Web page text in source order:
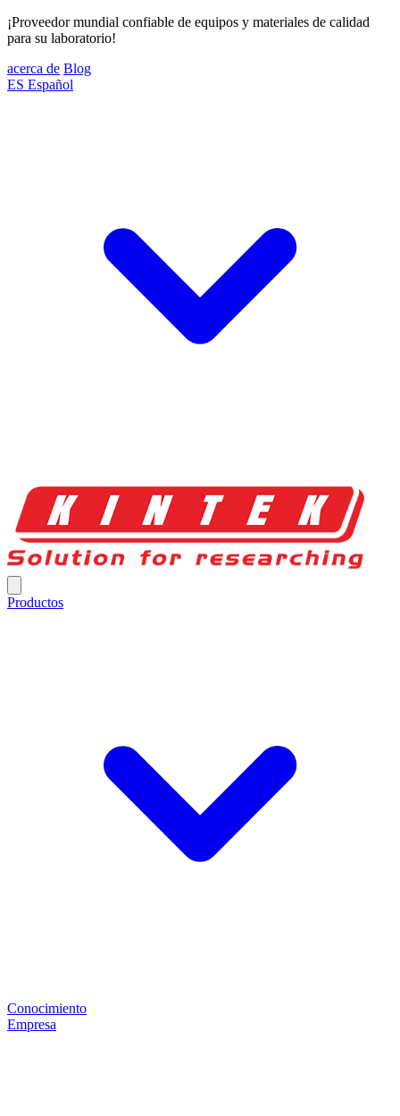
¡Proveedor mundial confiable de equipos y materiales de calidad
para su laboratorio!
acerca de Blog
ES Español
Productos
Conocimiento
Empresa